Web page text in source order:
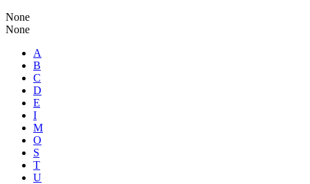
None
None
A
B
C
D
E
I
M
O
S
T
U